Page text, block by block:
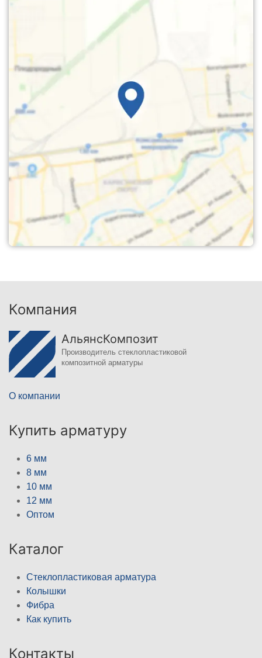
Компания
АльянсКомпозит
Производитель стеклопластиковой
композитной арматуры
О компании
Купить арматуру
6 мм
8 мм
10 мм
12 мм
Оптом
Каталог
Стеклопластиковая арматура
Колышки
Фибра
Как купить
Контакты